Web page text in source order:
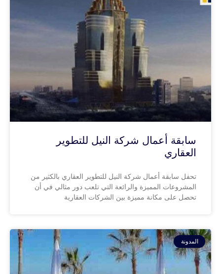
سابقة أعمال شركة النيل للتطوير
العقاري
تحفل سابقة أعمال شركة النيل للتطوير العقاري بالكثير من
المشروعات المميزة والرائعة التي تلعب دور مثالي في أن
تحصل على مكانة مميزة بين الشركات العقارية
المدونة